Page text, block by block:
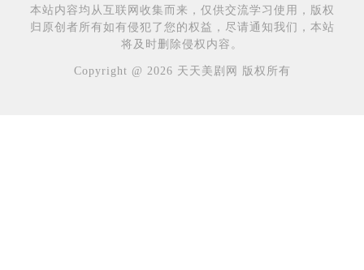
本站内容均从互联网收集而来，仅供交流学习使用，版权
归原创者所有如有侵犯了您的权益，尽请通知我们，本站
将及时删除侵权内容。
Copyright @ 2026 天天美剧网 版权所有